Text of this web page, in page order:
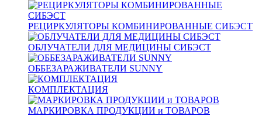
РЕЦИРКУЛЯТОРЫ КОМБИНИРОВАННЫЕ СИБЭСТ
ОБЛУЧАТЕЛИ ДЛЯ МЕДИЦИНЫ СИБЭСТ
ОББЕЗАРАЖИВАТЕЛИ SUNNY
КОМПЛЕКТАЦИЯ
МАРКИРОВКА ПРОДУКЦИИ и ТОВАРОВ